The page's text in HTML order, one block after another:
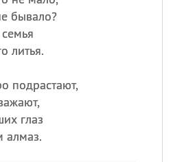
бывало?
литья.
подрастают,
глаз
алмаз.